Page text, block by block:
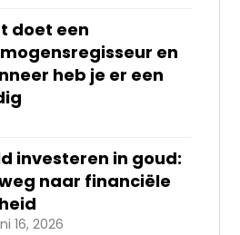
doet een
en
heb je er een
investeren in goud:
naar financiële
16, 2026